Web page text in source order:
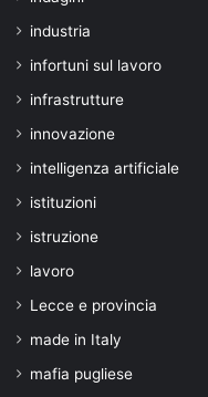
industria
infortuni sul lavoro
infrastrutture
innovazione
intelligenza artificiale
istituzioni
istruzione
lavoro
Lecce e provincia
made in Italy
mafia pugliese